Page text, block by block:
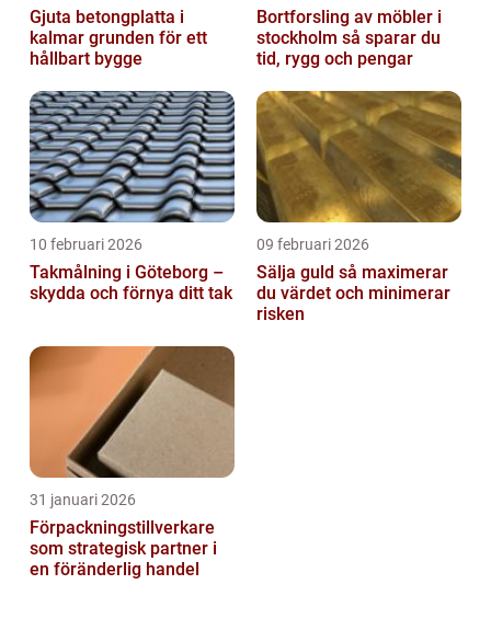
Gjuta betongplatta i
kalmar grunden för ett
hållbart bygge
Bortforsling av möbler i
stockholm så sparar du
tid, rygg och pengar
10 februari 2026
Takmålning i Göteborg –
skydda och förnya ditt tak
09 februari 2026
Sälja guld så maximerar
du värdet och minimerar
risken
31 januari 2026
Förpackningstillverkare
som strategisk partner i
en föränderlig handel